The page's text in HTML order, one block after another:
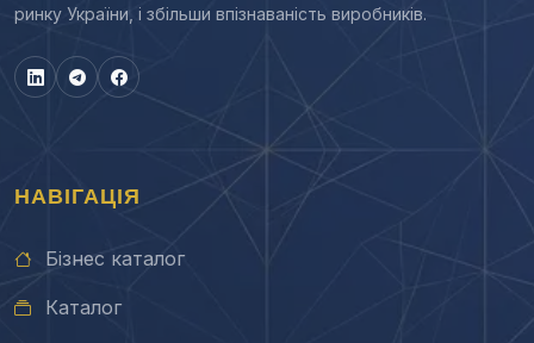
ринку України, і збільши впізнаваність виробників.
НАВІГАЦІЯ
Бізнес каталог
Каталог